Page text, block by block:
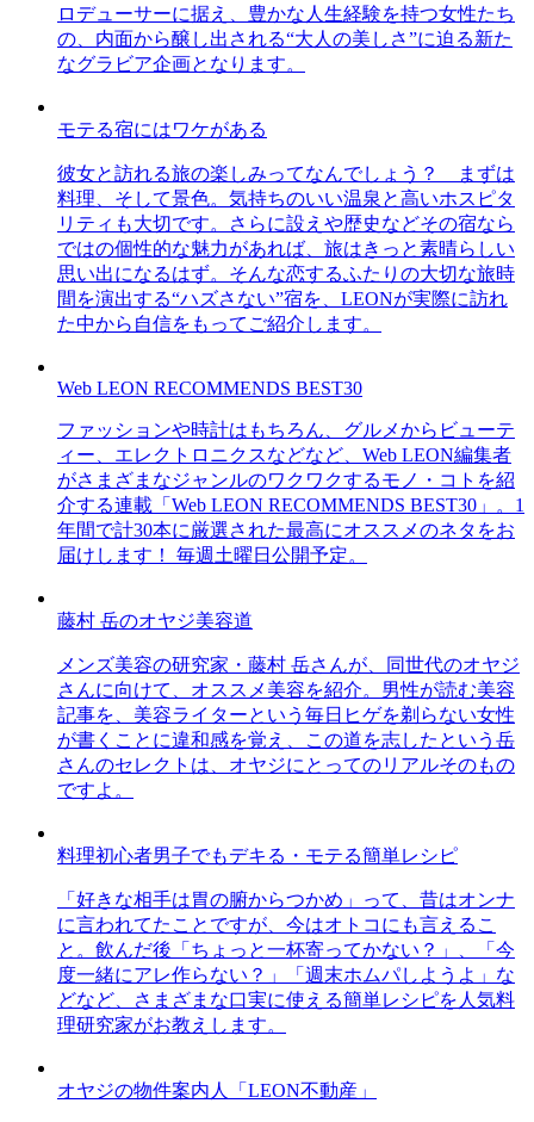
ロデューサーに据え、豊かな人生経験を持つ女性たち
の、内面から醸し出される“大人の美しさ”に迫る新た
なグラビア企画となります。
モテる宿にはワケがある
彼女と訪れる旅の楽しみってなんでしょう？ まずは
料理、そして景色。気持ちのいい温泉と高いホスピタ
リティも大切です。さらに設えや歴史などその宿なら
ではの個性的な魅力があれば、旅はきっと素晴らしい
思い出になるはず。そんな恋するふたりの大切な旅時
間を演出する“ハズさない”宿を、LEONが実際に訪れ
た中から自信をもってご紹介します。
Web LEON RECOMMENDS BEST30
ファッションや時計はもちろん、グルメからビューテ
ィー、エレクトロニクスなどなど、Web LEON編集者
がさまざまなジャンルのワクワクするモノ・コトを紹
介する連載「Web LEON RECOMMENDS BEST30」。1
年間で計30本に厳選された最高にオススメのネタをお
届けします！ 毎週土曜日公開予定。
藤村 岳のオヤジ美容道
メンズ美容の研究家・藤村 岳さんが、同世代のオヤジ
さんに向けて、オススメ美容を紹介。男性が読む美容
記事を、美容ライターという毎日ヒゲを剃らない女性
が書くことに違和感を覚え、この道を志したという岳
さんのセレクトは、オヤジにとってのリアルそのもの
ですよ。
料理初心者男子でもデキる・モテる簡単レシピ
「好きな相手は胃の腑からつかめ」って、昔はオンナ
に言われてたことですが、今はオトコにも言えるこ
と。飲んだ後「ちょっと一杯寄ってかない？」、「今
度一緒にアレ作らない？」「週末ホムパしようよ」な
どなど、さまざまな口実に使える簡単レシピを人気料
理研究家がお教えします。
オヤジの物件案内人「LEON不動産」